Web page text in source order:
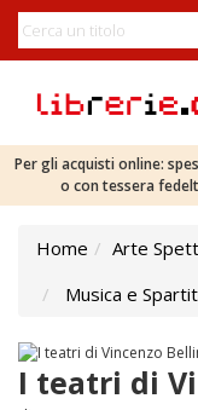
Per gli acquisti online:
o con tessera
Home Arte
Musica e
I teatri di